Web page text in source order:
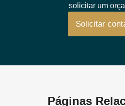
solicitar um
Solicitar
Páginas